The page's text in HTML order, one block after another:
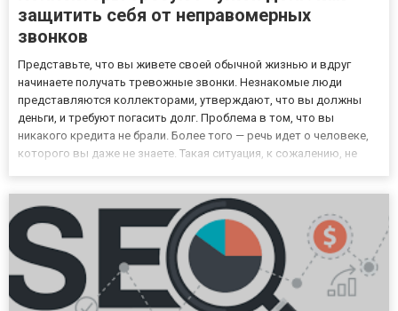
защитить себя от неправомерных
звонков
Представьте, что вы живете своей обычной жизнью и вдруг
начинаете получать тревожные звонки. Незнакомые люди
представляются коллекторами, утверждают, что вы должны
деньги, и требуют погасить долг. Проблема в том, что вы
никакого кредита не брали. Более того — речь идет о человеке,
которого вы даже не знаете. Такая ситуация, к сожалению, не